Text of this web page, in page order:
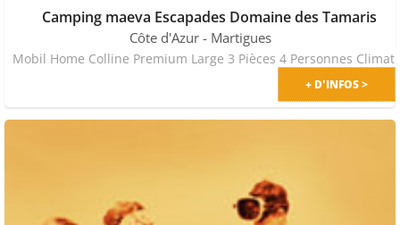
Camping maeva Escapades Domaine des Tamaris
Côte d'Azur - Martigues
Mobil Home Colline
+ D'INFOS >